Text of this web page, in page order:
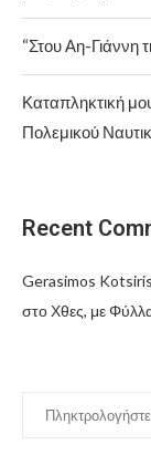
“Στου Αη-Γιάννη
Καταπληκτική
Πολεμικού
Recent
Gerasimos Kotsiris
στο Χθες, με